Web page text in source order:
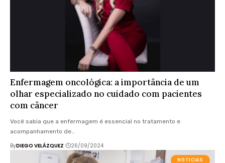
Enfermagem oncológica: a importância de um
olhar especializado no cuidado com pacientes
com câncer
Você sabia que a enfermagem é essencial no tratamento e
acompanhamento de…
ByDIEGO VELÁZQUEZ 26/09/2024
NOTICIAS